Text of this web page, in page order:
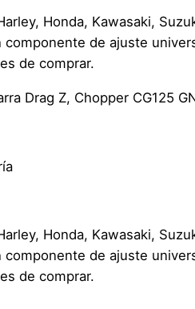
r
i
m
a
Honda, Kawasaki,
de ajuste
de comprar.
Drag Z, Chopper CG125
Honda, Kawasaki,
de ajuste
de comprar.